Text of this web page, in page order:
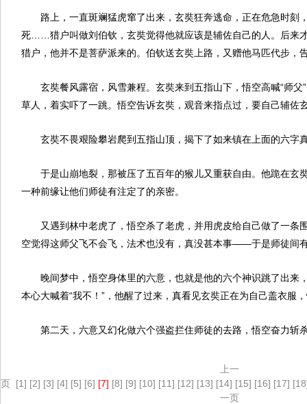
路上，一直斑斓猛虎窜了出来，玄奘狂奔逃命，正在危急时刻
死……猎户叫做刘伯钦，玄奘觉得他就应该是辅佐自己的人。后来
猎户，他并不是菩萨派来的。伯钦送玄奘上路，又赠他马匹代步，
玄奘餐风露宿，风雪兼程。玄奘来到五指山下，悟空高喊“师父
草人，着实吓了一跳。悟空告诉玄奘，观音来指点过，要自己辅
玄奘不畏艰险攀岩爬到五指山顶，揭下了如来镇在上面的六字
于是山崩地裂，那被压了五百年的猴儿又重获自由。他跪在玄
一种前缘让他们师徒有注定了的亲密。
又遇到林中老虎了，悟空杀了老虎，并用虎皮给自己做了一条
空觉得这师父飞不会飞，法术也没有，真没甚本事——于是师徒间
晚间梦中，悟空身体里的六意，也就是他的六个神识跳了出来
本心大喊着“我不！”，他醒了过来，真看见玄奘正在为自己盖衣
第二天，六意又幻化做六个强盗拦住师徒的去路，悟空奋力斩
上一
页 [1] [2] [3] [4] [5] [6] [7] [8] [9] [10] [11] [12] [13] [14] [15] [16] [17]
一页